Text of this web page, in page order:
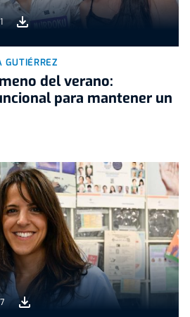
GUTIÉRREZ
del verano:
para mantener un